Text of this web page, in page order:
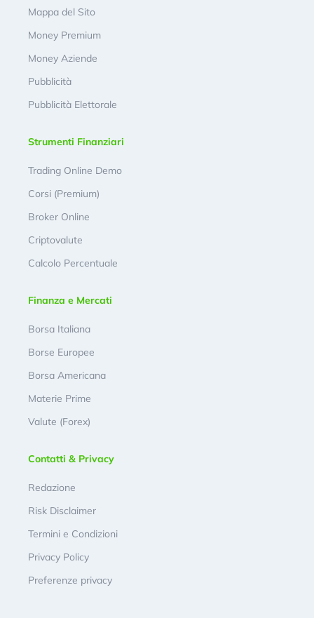
Mappa del Sito
Money Premium
Money Aziende
Pubblicità
Pubblicità Elettorale
Strumenti Finanziari
Trading Online Demo
Corsi (Premium)
Broker Online
Criptovalute
Calcolo Percentuale
Finanza e Mercati
Borsa Italiana
Borse Europee
Borsa Americana
Materie Prime
Valute (Forex)
Contatti & Privacy
Redazione
Risk Disclaimer
Termini e Condizioni
Privacy Policy
Preferenze privacy